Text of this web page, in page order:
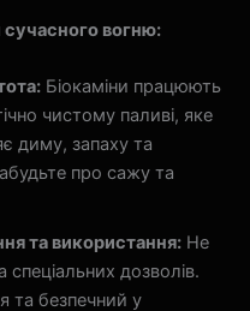
вогню:
Біокаміни працюють
чистому паливі, яке
диму, запаху та
про сажу та
та використання:Не
дозволів.
та безпечний у